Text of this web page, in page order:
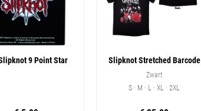
9 Point Star Slipknot Stretched Barcode
Zwart
S · M · L · XL · 2XL